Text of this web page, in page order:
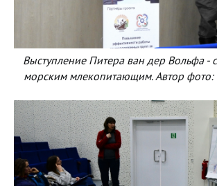
Выступление Питера ван дер Вольфа -
морским млекопитающим. Автор фото: